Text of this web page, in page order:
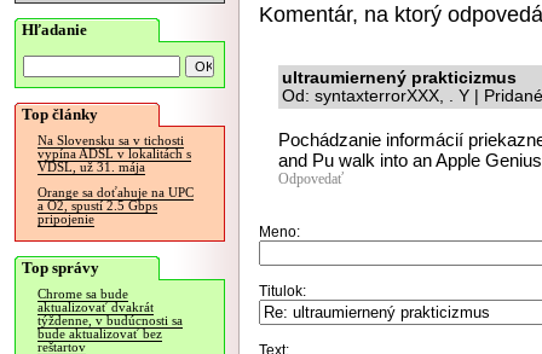
Hľadanie
Top články
Na Slovensku sa v tichosti
vypína ADSL v lokalitách s
VDSL, už 31. mája
Orange sa doťahuje na UPC
a O2, spustí 2.5 Gbps
pripojenie
Top správy
Chrome sa bude
aktualizovať dvakrát
týždenne, v budúcnosti sa
bude aktualizovať bez
reštartov
Komentár, na ktorý
ultraumiernený prakticizmus
Od: syntaxterrorXXX, . Y |
Pochádzanie informácií
and Pu walk into an Apple
Odpovedať
Meno:
Titulok:
Text: